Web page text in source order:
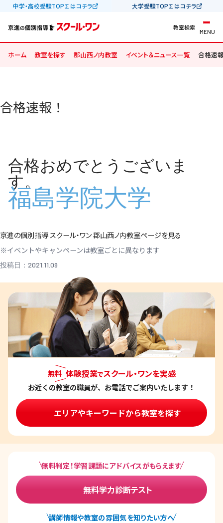
中学・高校受験TOP∑はコチラ 大学受験TOP∑はコチラ
教室検索
MENU
ホーム 教室を探す 郡山西ノ内教室 イベント＆ニュース一覧 合格速
合格速報！
合格おめでとうございま
す。
福島学院大学
京進の個別指導 スクール・ワン 郡山西ノ内教室ページを見る
※イベントやキャンペーンは教室ごとに異なります
投稿日：2021.11.09
無料 体験授業でスクール・ワンを実感
お近くの教室の職員が、お電話でご案内いたします！
エリアやキーワードから教室を探す
無料判定！学習課題にアドバイスがもらえます
無料学力診断テスト
講師情報や教室の雰囲気を知りたい方へ